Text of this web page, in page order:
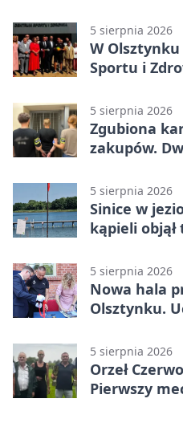
5 sierpnia 2026
W
Sportu i
5 sierpnia 2026
Zgubiona
zakupów.
5 sierpnia 2026
Sinice w
kąpieli objął
5 sierpnia 2026
Nowa hala
Olsztynku.
5 sierpnia 2026
Orzeł
Pierwszy